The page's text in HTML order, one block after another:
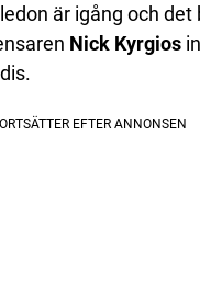
är igång och
Nick Kyrgios